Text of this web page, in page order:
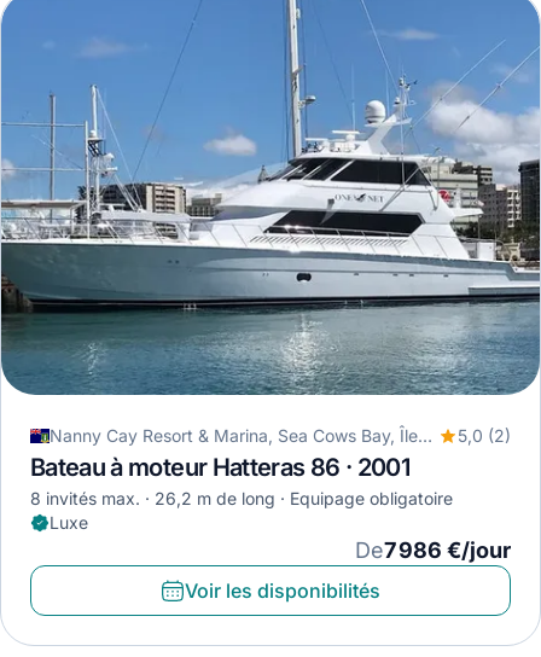
Nanny Cay Resort & Marina, Sea Cows Bay, Îles Vierges britanniques 5,0 (2)
Bateau à moteur Hatteras 86 · 2001
8 invités max. 26,2 m de long
Equipage obligatoire
Luxe
De7 986 €/jour
Voir les disponibilités